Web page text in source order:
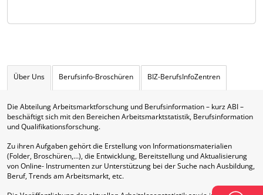
Über Uns Berufsinfo-Broschüren BIZ-BerufsInfoZentren
Die Abteilung Arbeitsmarktforschung und Berufsinformation – kurz ABI –
beschäftigt sich mit den Bereichen Arbeitsmarktstatistik, Berufsinformation
und Qualifikationsforschung.
Zu ihren Aufgaben gehört die Erstellung von Informationsmaterialien
(Folder, Broschüren,…), die Entwicklung, Bereitstellung und Aktualisierung
von Online- Instrumenten zur Unterstützung bei der Suche nach Ausbildung,
Beruf, Trends am Arbeitsmarkt, etc.